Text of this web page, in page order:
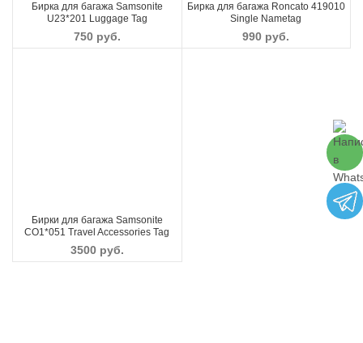
Бирка для багажа Samsonite
U23*201 Luggage Tag
750руб.
Бирка для багажа Roncato 419010
Single Nametag
990 руб.
Бирки для багажа Samsonite
CO1*051 Travel Accessories Tag
3500руб.